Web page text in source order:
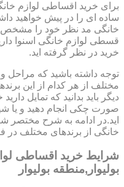
برای خرید اقساطی لوازم
ساده ای را در پیش خواهید
خانگی مد نظر خود را مشخص
قسطی لوازم خانگی اسنوا
خرید در نظر گرفته اید.
توجه داشته باشید که
مختلف از هر کدام از این
دیگر باید بدانید که تمایل
صورت چکی انجام دهید و یا
اید.در ادامه به شرح
خانگی از برندهای مختلف در
شرایط خرید اقساطی
بولیوار,منطقه بولیوار